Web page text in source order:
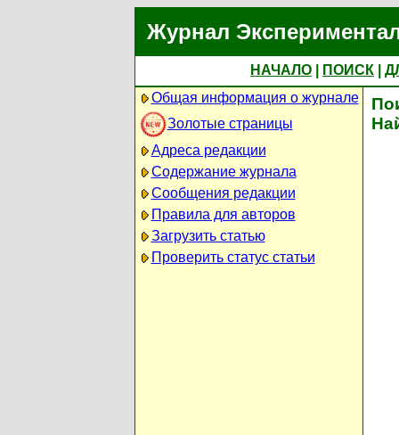
Журнал
НАЧАЛО ПОИСК
Общая информация о журнале
Золотые страницы
Адреса редакции
Содержание журнала
Сообщения редакции
Правила для авторов
Загрузить статью
Проверить статус статьи